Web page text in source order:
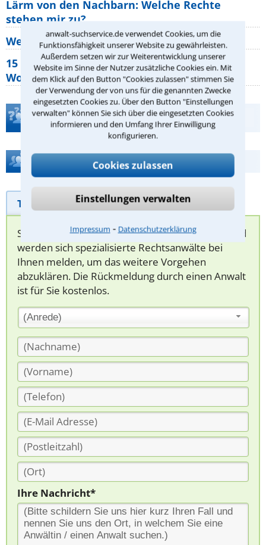
anwalt-suchservice.de verwendet Cookies, um die
Funktionsfähigkeit unserer Website zu gewährleisten.
Außerdem setzen wir zur Weiterentwicklung unserer
Website im Sinne der Nutzer zusätzliche Cookies ein. Mit
dem Klick auf den Button "Cookies zulassen" stimmen Sie
der Verwendung der von uns für die genannten Zwecke
eingesetzten Cookies zu. Über den Button "Einstellungen
verwalten" können Sie sich über die eingesetzten Cookies
informieren und den Umfang Ihrer Einwilligung
konfigurieren.
Cookies zulassen
Einstellungen verwalten
Impressum ⁃ Datenschutzerklärung
Lärm von den Nachbarn: Welche Rechte
stehen mir zu?
Wer muss Zweitwohnungssteuer zahlen?
15 elementare Rechte, die jeder
Wohnungseigentümer kennen sollte
Teste Dein Rechtswissen
Hilfe bei Ihrer Anwaltsuche?
Telefonhilfe Beratungsanfrage
Sie können hier Ihren Fall schildern. Anschließend
werden sich spezialisierte Rechtsanwälte bei
Ihnen melden, um das weitere Vorgehen
abzuklären. Die Rückmeldung durch einen Anwalt
ist für Sie kostenlos.
(Anrede)
Ihre Nachricht*